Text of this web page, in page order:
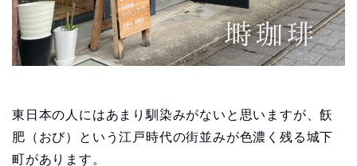
東日本の人にはあまり馴染みがないと思いますが、飫
肥（おび）という江戸時代の街並みが色濃く残る城下
町があります。